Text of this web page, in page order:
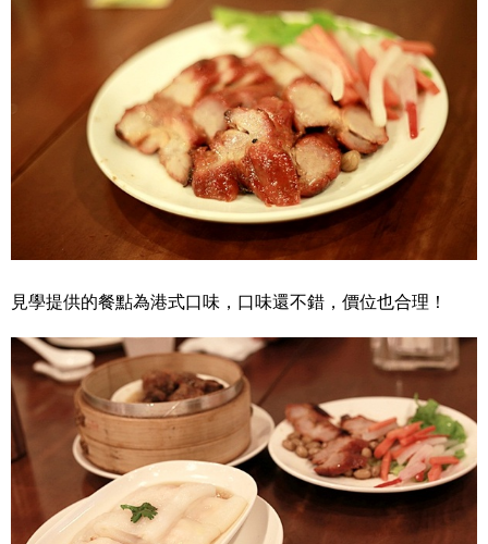
見學提供的餐點為港式口味，口味還不錯，價位也合理！